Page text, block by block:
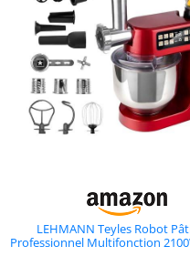
LEHMANN Teyles Robot
Professionnel Multifonction